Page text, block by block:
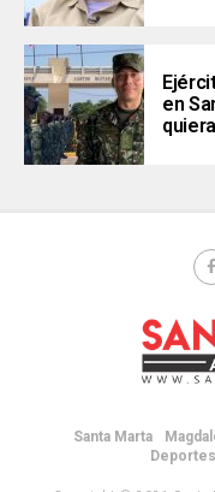
en
Santa Marta
Deportes